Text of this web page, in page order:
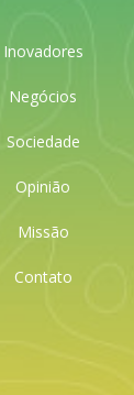
Inovadores
Negócios
Sociedade
Opinião
Missão
Contato